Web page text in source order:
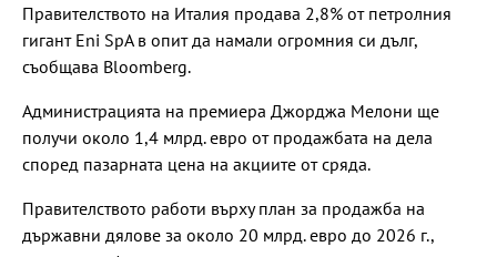
Правителството на Италия продава 2,8% от петролния
гигант Eni SpA в опит да намали огромния си дълг,
съобщава Bloomberg.
Администрацията на премиера Джорджа Мелони ще
получи около 1,4 млрд. евро от продажбата на дела
според пазарната цена на акциите от сряда.
Правителството работи върху план за продажба на
държавни дялове за около 20 млрд. евро до 2026 г.,